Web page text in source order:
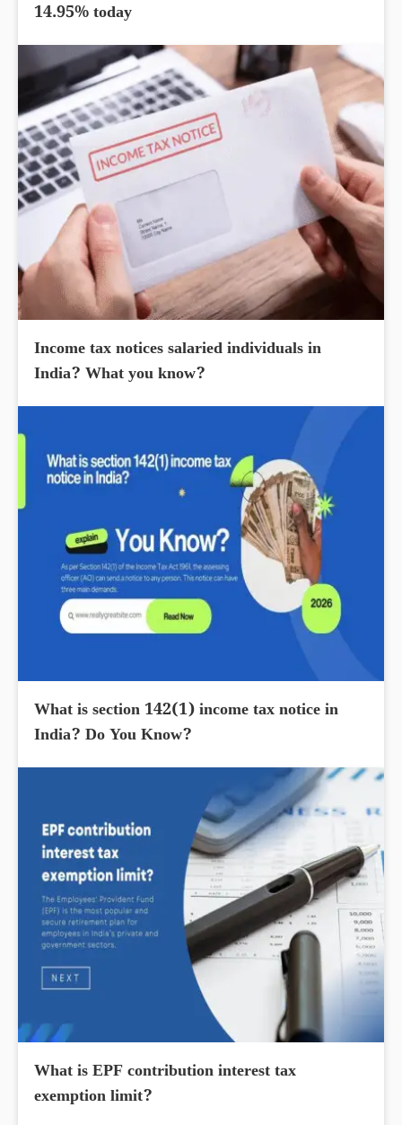
14.95% today
Income tax notices salaried individuals in
India? What you know?
What is section 142(1) income tax notice in
India? Do You Know?
What is EPF contribution interest tax
exemption limit?